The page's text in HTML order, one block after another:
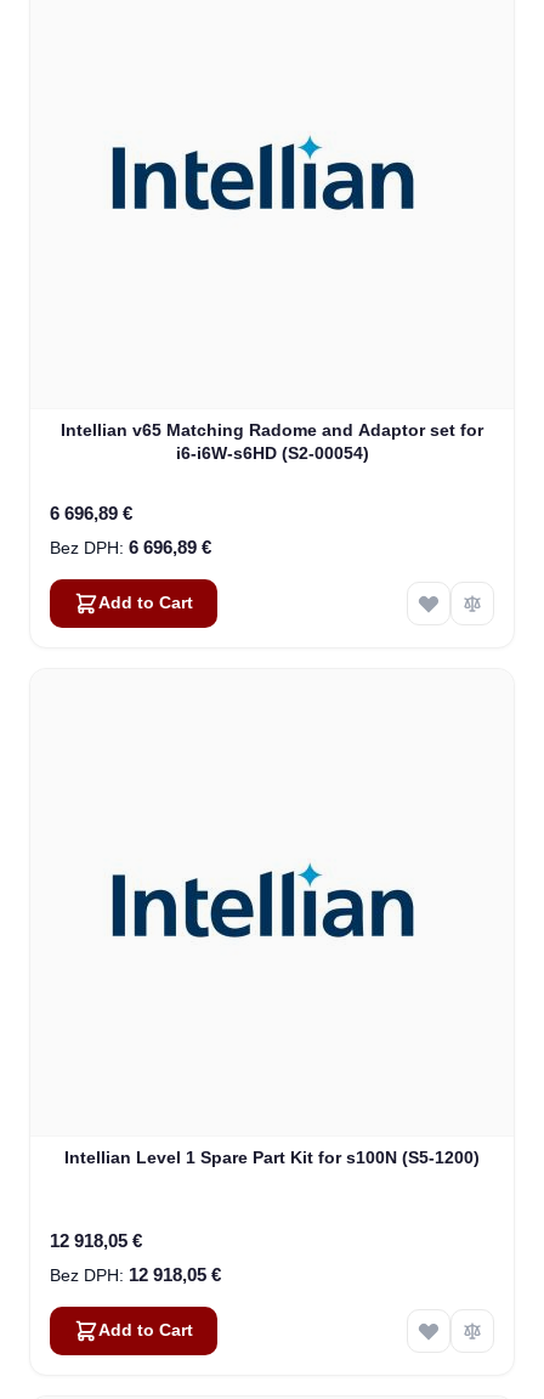
Intellian v65 Matching Radome and Adaptor set for
i6-i6W-s6HD (S2-00054)
6 696,89 €
6 696,89 €
Add to Cart
Intellian Level 1 Spare Part Kit for s100N (S5-1200)
12 918,05 €
12 918,05 €
Add to Cart